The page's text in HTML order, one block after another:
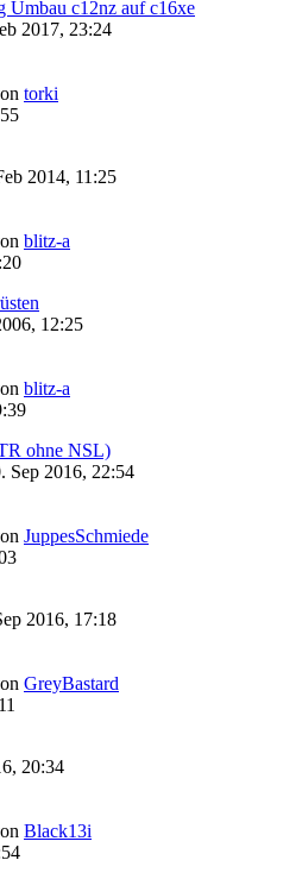
Umbau c12nz auf c16xe
2017, 23:24
torki
2014, 11:25
blitz-a
12:25
blitz-a
ohne NSL)
Sep 2016, 22:54
JuppesSchmiede
2016, 17:18
GreyBastard
20:34
Black13i